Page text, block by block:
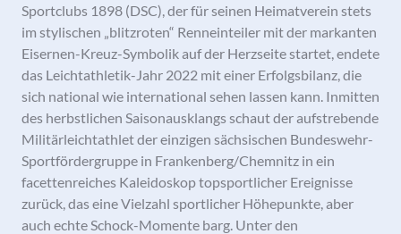
Sportclubs 1898 (DSC), der für seinen Heimatverein stets
im stylischen „blitzroten“ Renneinteiler mit der markanten
Eisernen-Kreuz-Symbolik auf der Herzseite startet, endete
das Leichtathletik-Jahr 2022 mit einer Erfolgsbilanz, die
sich national wie international sehen lassen kann. Inmitten
des herbstlichen Saisonausklangs schaut der aufstrebende
Militärleichtathlet der einzigen sächsischen Bundeswehr-
Sportfördergruppe in Frankenberg/Chemnitz in ein
facettenreiches Kaleidoskop topsportlicher Ereignisse
zurück, das eine Vielzahl sportlicher Höhepunkte, aber
auch echte Schock-Momente barg. Unter den